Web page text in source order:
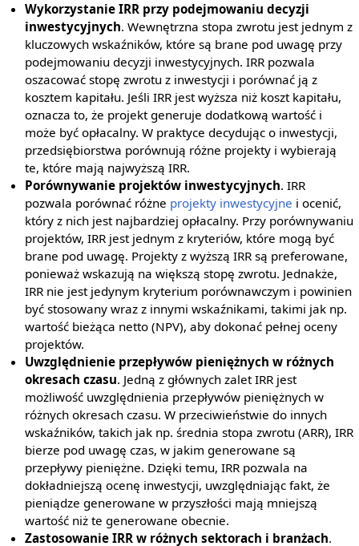
Wykorzystanie IRR przy podejmowaniu decyzji
inwestycyjnych. Wewnętrzna stopa zwrotu jest jednym z
kluczowych wskaźników, które są brane pod uwagę przy
podejmowaniu decyzji inwestycyjnych. IRR pozwala
oszacować stopę zwrotu z inwestycji i porównać ją z
kosztem kapitału. Jeśli IRR jest wyższa niż koszt kapitału,
oznacza to, że projekt generuje dodatkową wartość i
może być opłacalny. W praktyce decydując o inwestycji,
przedsiębiorstwa porównują różne projekty i wybierają
te, które mają najwyższą IRR.
Porównywanie projektów inwestycyjnych. IRR
pozwala porównać różne projekty inwestycyjne i ocenić,
który z nich jest najbardziej opłacalny. Przy porównywaniu
projektów, IRR jest jednym z kryteriów, które mogą być
brane pod uwagę. Projekty z wyższą IRR są preferowane,
ponieważ wskazują na większą stopę zwrotu. Jednakże,
IRR nie jest jedynym kryterium porównawczym i powinien
być stosowany wraz z innymi wskaźnikami, takimi jak np.
wartość bieżąca netto (NPV), aby dokonać pełnej oceny
projektów.
Uwzględnienie przepływów pieniężnych w różnych
okresach czasu. Jedną z głównych zalet IRR jest
możliwość uwzględnienia przepływów pieniężnych w
różnych okresach czasu. W przeciwieństwie do innych
wskaźników, takich jak np. średnia stopa zwrotu (ARR), IRR
bierze pod uwagę czas, w jakim generowane są
przepływy pieniężne. Dzięki temu, IRR pozwala na
dokładniejszą ocenę inwestycji, uwzględniając fakt, że
pieniądze generowane w przyszłości mają mniejszą
wartość niż te generowane obecnie.
Zastosowanie IRR w różnych sektorach i branżach.